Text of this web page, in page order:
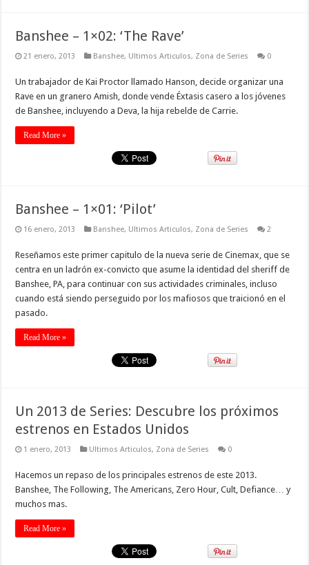
Banshee – 1×02: ‘The Rave’
21 enero, 2013 Banshee, Ultimos Articulos, Zona de Series 0
Un trabajador de Kai Proctor llamado Hanson, decide organizar una
Rave en un granero Amish, donde vende Éxtasis casero a los jóvenes
de Banshee, incluyendo a Deva, la hija rebelde de Carrie.
Read More »
Banshee – 1×01: ‘Pilot’
16 enero, 2013 Banshee, Ultimos Articulos, Zona de Series 2
Reseñamos este primer capitulo de la nueva serie de Cinemax, que se
centra en un ladrón ex-convicto que asume la identidad del sheriff de
Banshee, PA, para continuar con sus actividades criminales, incluso
cuando está siendo perseguido por los mafiosos que traicionó en el
pasado.
Read More »
Un 2013 de Series: Descubre los próximos
estrenos en Estados Unidos
1 enero, 2013 Ultimos Articulos, Zona de Series 0
Hacemos un repaso de los principales estrenos de este 2013.
Banshee, The Following, The Americans, Zero Hour, Cult, Defiance… y
muchos mas.
Read More »